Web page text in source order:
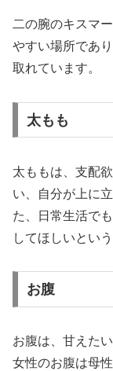
二の腕のキスマ
やすい場所であ
取れています。
太もも
太ももは、支配
い、自分が上に
た、日常生活で
してほしいとい
お腹
お腹は、甘えた
女性のお腹は母